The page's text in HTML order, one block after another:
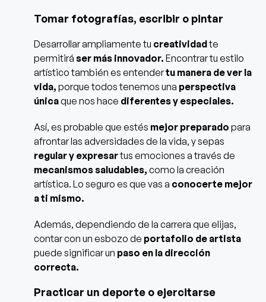
Tomar fotografías, escribir o pintar
Desarrollar ampliamente tu creatividadte
permitirá ser más innovador. Encontrar tu estilo
artístico también es entendertu manera de ver la
vida, porque todos tenemos una perspectiva
únicaque nos hace diferentes y especiales.
Así, es probable que estés mejor preparado para
afrontar las adversidades de la vida, y sepas
regular y expresartus emociones a través de
mecanismos saludables, como la creación
artística. Lo seguro es que vas a conocerte mejor
a ti mismo.
Además, dependiendo de la carrera que elijas,
contar con un esbozo de portafolio de artista
puede significar un paso en la dirección
correcta.
Practicar un deporte o ejercitarse